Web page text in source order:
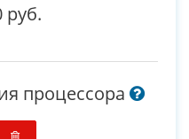
руб.
процессора